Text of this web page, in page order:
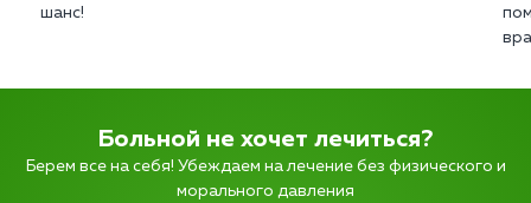
шанс!
Больной не хочет лечиться?
Берем все на себя! Убеждаем на лечение без физического и
морального давления